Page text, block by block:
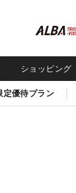
ショッピング
定優待プラン